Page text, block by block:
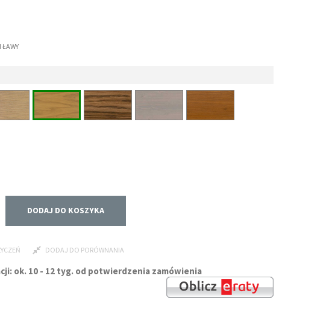
DODAJ DO KOSZYKA
DODAJ DO PORÓWNANIA
ok. 10 - 12 tyg. od potwierdzenia zamówienia